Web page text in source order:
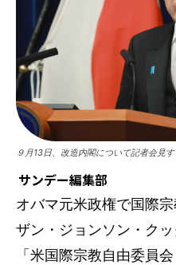
９月13日、改造内閣について記者会見
サンデー編集部
オバマ元米政権で国際
ザン・ジョンソン・ク
「米国際宗教自由委員